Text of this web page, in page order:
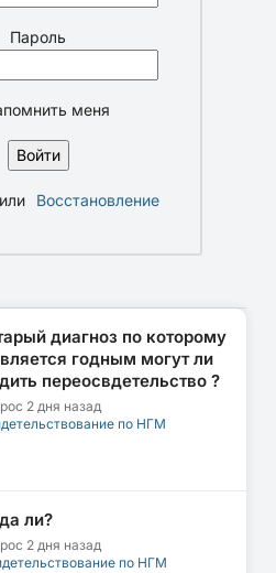
Пароль
меня
или
Восстановление
диагноз по которому
годным могут ли
переосвдетельство ?
2 дня назад
по НГМ
ли?
2 дня назад
по НГМ